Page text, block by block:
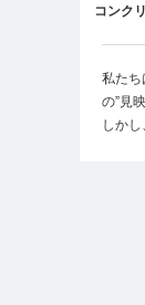
コンク
私たち
の”見
しか